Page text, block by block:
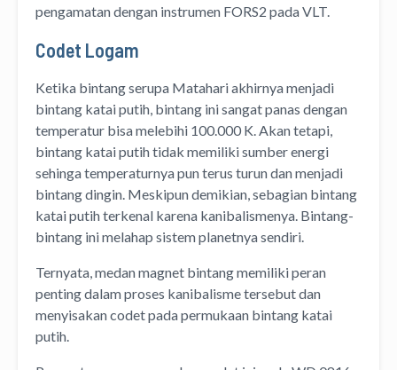
pengamatan dengan instrumen FORS2 pada VLT.
Codet Logam
Ketika bintang serupa Matahari akhirnya menjadi
bintang katai putih, bintang ini sangat panas dengan
temperatur bisa melebihi 100.000 K. Akan tetapi,
bintang katai putih tidak memiliki sumber energi
sehinga temperaturnya pun terus turun dan menjadi
bintang dingin. Meskipun demikian, sebagian bintang
katai putih terkenal karena kanibalismenya. Bintang-
bintang ini melahap sistem planetnya sendiri.
Ternyata, medan magnet bintang memiliki peran
penting dalam proses kanibalisme tersebut dan
menyisakan codet pada permukaan bintang katai
putih.